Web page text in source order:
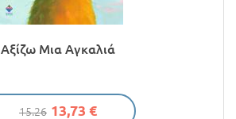
Αξίζω Μια Αγκαλιά
15.26 13,73 €